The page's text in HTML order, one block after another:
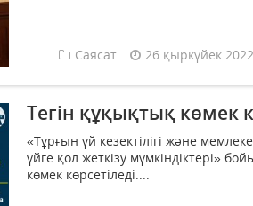
Саясат 26 қыркүйек
Тегін құқықтық көмек
«Тұрғын үй кезектілігі және
үйге қол жеткізу мүмкіндіктері»
көмек көрсетіледі....